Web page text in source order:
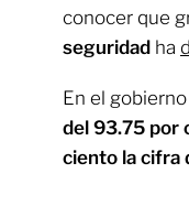
conocer que
seguridad ha
En el
del 93.75 por
ciento la cifra